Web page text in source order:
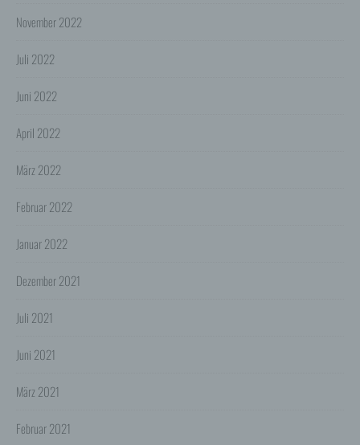
November 2022
Juli 2022
Juni 2022
April 2022
März 2022
Februar 2022
Januar 2022
Dezember 2021
Juli 2021
Juni 2021
März 2021
Februar 2021
Löschung keine Aufbewahrungspflichten
4. Erhebung von Zugriffsdaten
Serverlogfiles). Zu den Zugriffsdaten gehören Name
des Abrufs, übertragene Datenmenge, Meldung über
erfolgreichen Abruf, Browsertyp nebst Version, das
besuchte Seite), IP-Adresse und der anfragende
Wir verwenden die Protokolldaten ohne Zuordnung zur
entsprechend den gesetzlichen Bestimmungen nur für
statistische Auswertungen zum Zweck des Betriebs,
Onlineangebotes. Wir behalten uns jedoch vor, die
Verdacht einer rechtswidrigen Nutzung besteht.
5. Cookies & Reichweitenmessung
Cookies sind Informationen, die von unserem
Browser der Nutzer übertragen und dort für einen
Reichweitenmessung werden die Nutzer im Rahmen